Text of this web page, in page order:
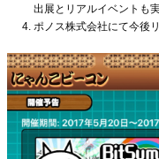
出展とリアルイベントも実
ポノス株式会社にて今後